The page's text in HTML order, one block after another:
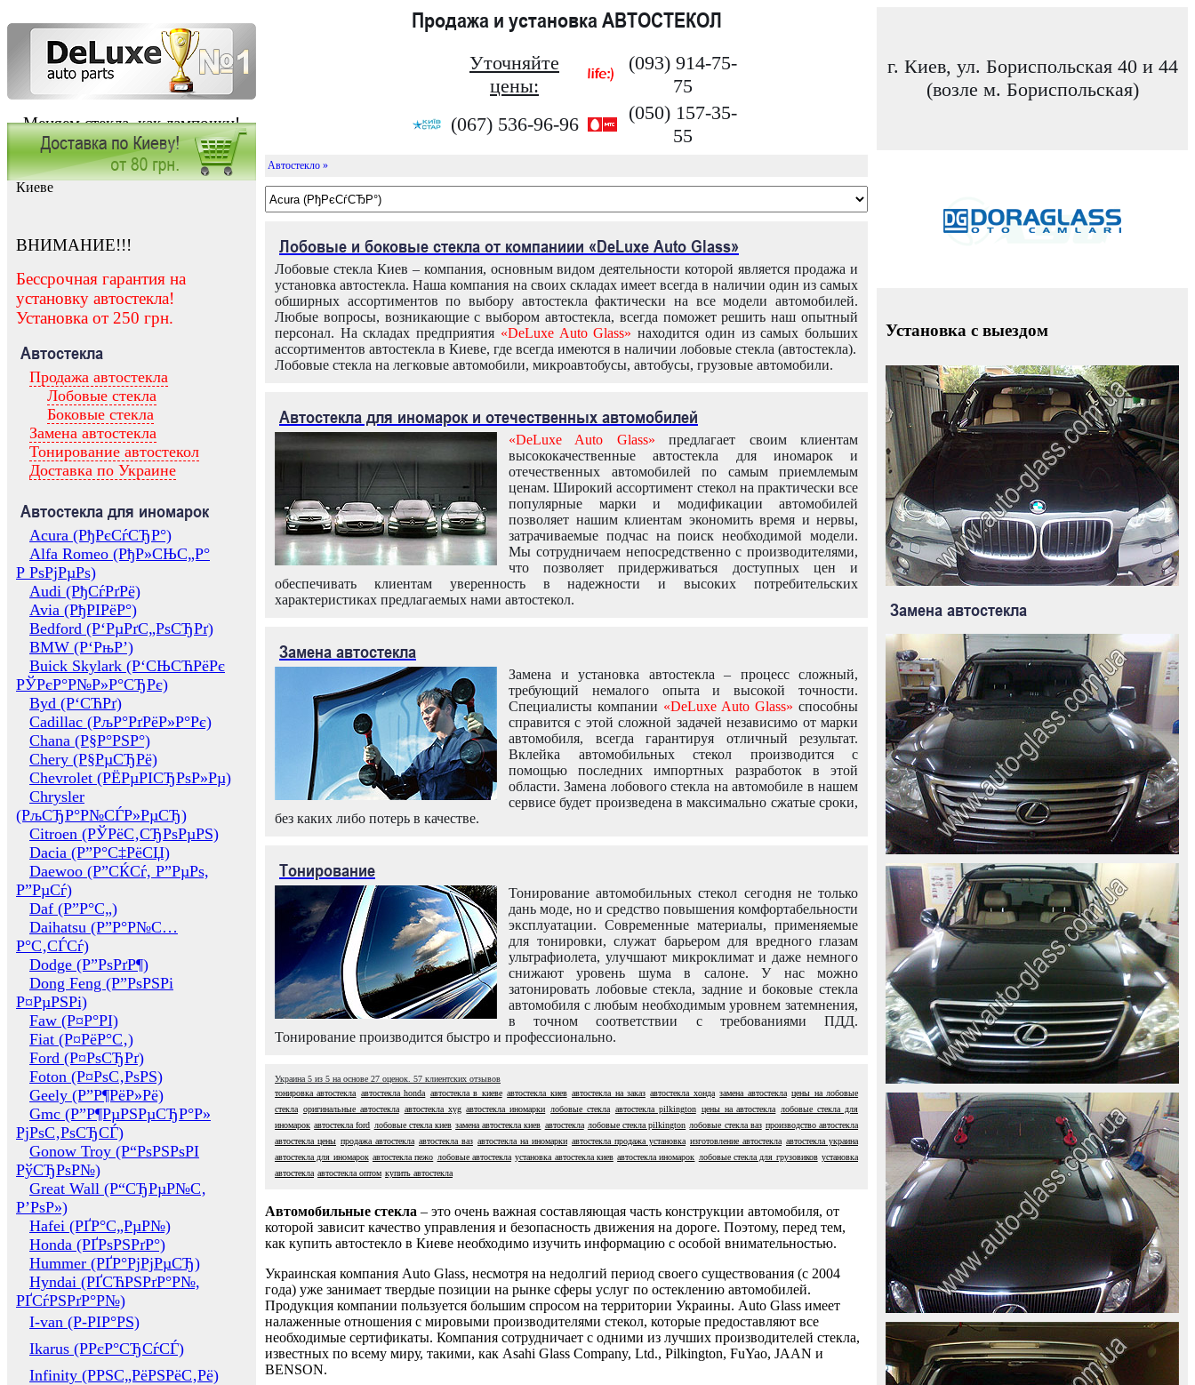
Меняем стекла, как лампочки!
Продажа и установка АВТОСТЕКОЛ
Уточняйте
цены:
(093) 914-75-
75
(067) 536-96-96
(050) 157-35-
55
г. Киев, ул. Бориспольская 40 и 44
(возле м. Бориспольская)
Заказать установку автостекла в
Киеве
ВНИМАНИЕ!!!
Бессрочная гарантия на
установку автостекла!
Установка от 250 грн.
Автостекла
Продажа автостекла
Лобовые стекла
Боковые стекла
Замена автостекла
Тонирование автостекол
Доставка по Украине
Автостекла для иномарок
Acura (РђРєСѓСЂР°)
Alfa Romeo (РђР»СЊС„Р°
Р РѕРјРµРѕ)
Audi (РђСѓРґРё)
Avia (РђРІРёР°)
Bedford (Р‘РµРґС„РѕСЂРґ)
BMW (Р‘РњР’)
Buick Skylark (Р‘СЊСЋРёРє
РЎРєР°Р№Р»Р°СЂРє)
Byd (Р‘СЋРґ)
Cadillac (РљР°РґРёР»Р°Рє)
Chana (Р§Р°РЅР°)
Chery (Р§РµСЂРё)
Chevrolet (РЁРµРІСЂРѕР»Рµ)
Chrysler
(РљСЂР°Р№СЃР»РµСЂ)
Citroen (РЎРёС‚СЂРѕРµРЅ)
Dacia (Р”Р°С‡РёСЏ)
Daewoo (Р”СЌСѓ, Р”РµРѕ,
Р”РµСѓ)
Daf (Р”Р°С„)
Daihatsu (Р”Р°Р№С…
Р°С‚СЃСѓ)
Dodge (Р”РѕРґР¶)
Dong Feng (Р”РѕРЅРі
Р¤РµРЅРі)
Faw (Р¤Р°РІ)
Fiat (Р¤РёР°С‚)
Ford (Р¤РѕСЂРґ)
Foton (Р¤РѕС‚РѕРЅ)
Geely (Р”Р¶РёР»Рё)
Gmc (Р”Р¶РµРЅРµСЂР°Р»
РјРѕС‚РѕСЂСЃ)
Gonow Troy (Р“РѕРЅРѕРІ
РўСЂРѕР№)
Great Wall (Р“СЂРµР№С‚
Р’РѕР»)
Hafei (РҐР°С„РµР№)
Honda (РҐРѕРЅРґР°)
Hummer (РҐР°РјРјРµСЂ)
Hyndai (РҐСЋРЅРґР°Р№,
РҐСѓРЅРґР°Р№)
I-van (Р-РІР°РЅ)
Ikarus (РРєР°СЂСѓСЃ)
Infinity (РРЅС„РёРЅРёС‚Рё)
Автостекло »
Лобовые и боковые стекла от компаниии «DeLuxe Auto Glass»
Лобовые стекла Киев – компания, основным видом деятельности которой является продажа и
установка автостекла. Наша компания на своих складах имеет всегда в наличии один из самых
обширных ассортиментов по выбору автостекла фактически на все модели автомобилей.
Любые вопросы, возникающие с выбором автостекла, всегда поможет решить наш опытный
персонал. На складах предприятия «DeLuxe Auto Glass» находится один из самых больших
ассортиментов автостекла в Киеве, где всегда имеются в наличии лобовые стекла (автостекла).
Лобовые стекла на легковые автомобили, микроавтобусы, автобусы, грузовые автомобили.
Автостекла для иномарок и отечественных автомобилей
«DeLuxe Auto Glass» предлагает своим клиентам
высококачественные автостекла для иномарок и
отечественных автомобилей по самым приемлемым
ценам. Широкий ассортимент стекол на практически все
популярные марки и модификации автомобилей
позволяет нашим клиентам экономить время и нервы,
затрачиваемые подчас на поиск необходимой модели.
Мы сотрудничаем непосредственно с производителями,
что позволяет придерживаться доступных цен и
обеспечивать клиентам уверенность в надежности и высоких потребительских
характеристиках предлагаемых нами автостекол.
Замена автостекла
Замена и установка автостекла – процесс сложный,
требующий немалого опыта и высокой точности.
Специалисты компании «DeLuxe Auto Glass» способны
справится с этой сложной задачей независимо от марки
автомобиля, всегда гарантируя отличный результат.
Вклейка автомобильных стекол производится с
помощью последних импортных разработок в этой
области. Замена лобового стекла на автомобиле в нашем
сервисе будет произведена в максимально сжатые сроки,
без каких либо потерь в качестве.
Тонирование
Тонирование автомобильных стекол сегодня не только
дань моде, но и средство повышения комфортабельности
эксплуатации. Современные материалы, применяемые
для тонировки, служат барьером для вредного глазам
ультрафиолета, улучшают микроклимат и даже немного
снижают уровень шума в салоне. У нас можно
затонировать лобовые стекла, задние и боковые стекла
автомобиля с любым необходимым уровнем затемнения,
в точном соответствии с требованиями ПДД.
Тонирование производится быстро и профессионально.
Украина 5 из 5 на основе 27 оценок. 57 клиентских отзывов
тонировка автостекла автостекла honda автостекла в киеве автостекла киев автостекла на заказ автостекла хонда замена автостекла цены на лобовые
стекла оригинальные автостекла автостекла xyg автостекла иномарки лобовые стекла автостекла pilkington цены на автостекла
лобовые стекла для
иномарок автостекла ford лобовые стекла киев замена автостекла киев автостекла лобовые стекла pilkington лобовые стекла ваз производство автостекла
автостекла цены продажа автостекла автостекла ваз автостекла на иномарки автостекла продажа установка изготовление автостекла автостекла украина
автостекла для иномарок автостекла пежо лобовые автостекла установка автостекла киев автостекла иномарок лобовые стекла для грузовиков установка
автостекла автостекла оптом купить автостекла
Автомобильные стекла – это очень важная составляющая часть конструкции автомобиля, от
которой зависит качество управления и безопасность движения на дороге. Поэтому, перед тем,
как купить автостекло в Киеве необходимо изучить информацию с особой внимательностью.
Украинская компания Auto Glass, несмотря на недолгий период своего существования (с 2004
года) уже занимает твердые позиции на рынке сферы услуг по остеклению автомобилей.
Продукция компании пользуется большим спросом на территории Украины. Auto Glass имеет
налаженные отношения с мировыми производителями стекол, которые предоставляют все
необходимые сертификаты. Компания сотрудничает с одними из лучших производителей стекла,
известных по всему миру, такими, как Asahi Glass Company, Ltd., Pilkington, FuYao, JAAN и
BENSON.
Установка с выездом
Замена автостекла